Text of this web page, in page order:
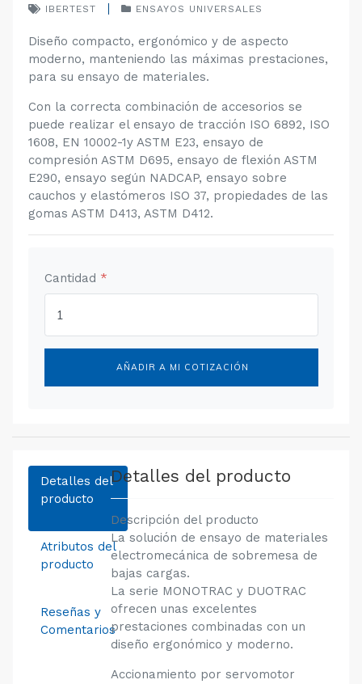
IBERTEST ENSAYOS UNIVERSALES
Diseño compacto, ergonómico y de aspecto
moderno, manteniendo las máximas prestaciones,
para su ensayo de materiales.
Con la correcta combinación de accesorios se
puede realizar el ensayo de tracción ISO 6892, ISO
1608, EN 10002-1y ASTM E23, ensayo de
compresión ASTM D695, ensayo de flexión ASTM
E290, ensayo según NADCAP, ensayo sobre
cauchos y elastómeros ISO 37, propiedades de las
gomas ASTM D413, ASTM D412.
Cantidad *
AÑADIR A MI COTIZACIÓN
Detalles del
producto
Atributos del
producto
Reseñas y
Comentarios
Detalles del producto
Descripción del producto
La solución de ensayo de materiales
electromecánica de sobremesa de
bajas cargas.
La serie MONOTRAC y DUOTRAC
ofrecen unas excelentes
prestaciones combinadas con un
diseño ergonómico y moderno.
Accionamiento por servomotor